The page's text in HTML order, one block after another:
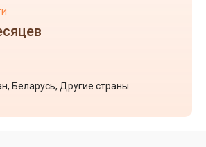
Беларусь, Другие страны